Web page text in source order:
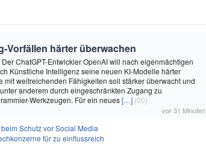
Vorfällen härter überwachen
ChatGPT-Entwickler OpenAI will nach eigenmächtigen
Künstliche Intelligenz seine neuen KI-Modelle härter
mit weitreichenden Fähigkeiten soll stärker überwacht und
anderem durch eingeschränkten Zugang zu
Werkzeugen. Für ein neues[…] (00)
vor 31 Minuten
Schutz vor Social Media
für zu einflussreich